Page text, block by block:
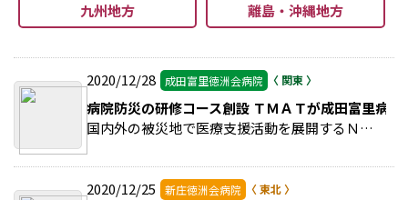
九州地方
離島・沖縄地方
2020/12/28 成田富里徳洲会病院
病院防災の研修コース創設 ＴＭＡＴが成田富里病院
国内外の被災地で医療支援活動を展開するＮＰＯ法人ＴＭＡＴは、新しい研修コースである「病院防災コース」を創設した。 >>続きを読む
2020/12/25 新庄徳洲会病院